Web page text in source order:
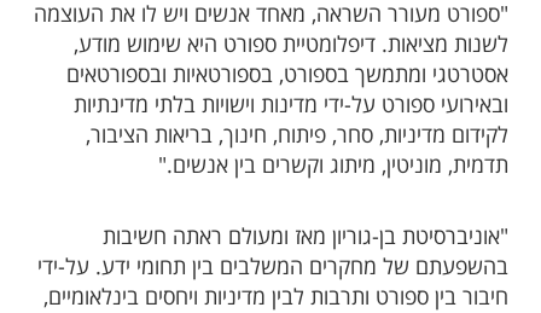
"ספורט מעורר השראה, מאחד אנשים ויש לו את העוצמה
לשנות מציאות. דיפלומטיית ספורט היא שימוש מודע,
אסטרטגי ומתמשך בספורט, בספורטאיות ובספורטאים
ובאירועי ספורט על-ידי מדינות וישויות בלתי מדינתיות
לקידום מדיניות, סחר, פיתוח, חינוך, בריאות הציבור,
תדמית, מוניטין, מיתוג וקשרים בין אנשים."
"אוניברסיטת בן-גוריון מאז ומעולם ראתה חשיבות
בהשפעתם של מחקרים המשלבים בין תחומי ידע. על-ידי
חיבור בין ספורט ותרבות לבין מדיניות ויחסים בינלאומיים,